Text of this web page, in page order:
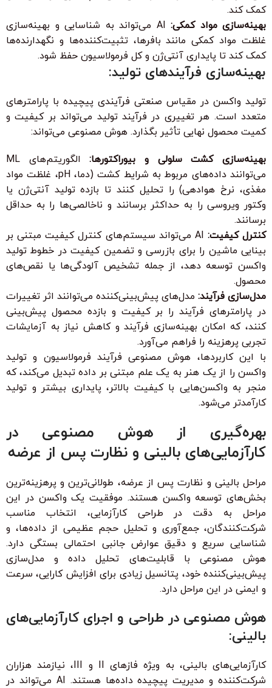
کمک کند.
بهینه‌سازی مواد کمکی:
AI می‌تواند به شناسایی و بهینه‌سازی
غلظت مواد کمکی مانند بافرها، تثبیت‌کننده‌ها و نگهدارنده‌ها
کمک کند تا پایداری آنتی‌ژن و کل فرمولاسیون حفظ شود.
بهینه‌سازی فرآیندهای تولید:
تولید واکسن در مقیاس صنعتی فرآیندی پیچیده با پارامترهای
متعدد است. هر تغییری در فرآیند تولید می‌تواند بر کیفیت و
کمیت محصول نهایی تأثیر بگذارد. هوش مصنوعی می‌تواند:
بهینه‌سازی کشت سلولی و بیوراکتورها:
الگوریتم‌های ML
می‌توانند داده‌های مربوط به شرایط کشت (دما، pH، غلظت مواد
مغذی، نرخ هوادهی) را تحلیل کنند تا بازده تولید آنتی‌ژن یا
وکتور ویروسی را به حداکثر برسانند و ناخالصی‌ها را به حداقل
برسانند.
کنترل کیفیت:
AI می‌تواند سیستم‌های کنترل کیفیت مبتنی بر
بینایی ماشین را برای بازرسی و تضمین کیفیت در خطوط تولید
واکسن توسعه دهد، از جمله تشخیص آلودگی‌ها یا نقص‌های
محصول.
مدل‌سازی فرآیند: مدل‌های پیش‌بینی‌کننده می‌توانند اثر تغییرات
در پارامترهای فرآیند را بر کیفیت و بازده محصول پیش‌بینی
کنند، که امکان بهینه‌سازی فرآیند و کاهش نیاز به آزمایشات
تجربی پرهزینه را فراهم می‌آورد.
با این کاربردها، هوش مصنوعی فرآیند فرمولاسیون و تولید
واکسن را از یک هنر به یک علم مبتنی بر داده تبدیل می‌کند، که
منجر به واکسن‌هایی با کیفیت بالاتر، پایداری بیشتر و تولید
کارآمدتر می‌شود.
بهره‌گیری از هوش مصنوعی در
کارآزمایی‌های بالینی و نظارت پس از عرضه
مراحل بالینی و نظارت پس از عرضه، طولانی‌ترین و پرهزینه‌ترین
بخش‌های توسعه واکسن هستند. موفقیت یک واکسن در این
مراحل به دقت در طراحی کارآزمایی، انتخاب مناسب
شرکت‌کنندگان، جمع‌آوری و تحلیل حجم عظیمی از داده‌ها، و
شناسایی سریع و دقیق عوارض جانبی احتمالی بستگی دارد.
هوش مصنوعی با قابلیت‌های تحلیل داده و مدل‌سازی
پیش‌بینی‌کننده خود، پتانسیل زیادی برای افزایش کارایی، سرعت
و ایمنی در این مراحل دارد.
هوش مصنوعی در طراحی و اجرای کارآزمایی‌های
بالینی:
کارآزمایی‌های بالینی، به ویژه فازهای II و III، نیازمند هزاران
شرکت‌کننده و مدیریت پیچیده داده‌ها هستند. AI می‌تواند در